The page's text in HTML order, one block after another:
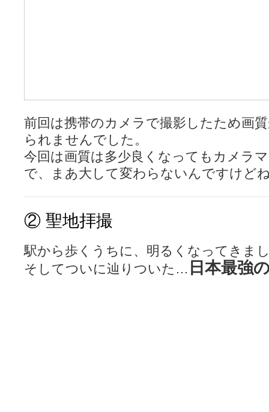
前回は携帯のカメラで撮影したため画
られませんでした。
今回は画質は多少良くなってもカメラ
で、まあ大して変わらないんですけど
② 聖地拝撮
駅から歩くうちに、明るくなってきま
そしてついに辿りついた… 日本最強